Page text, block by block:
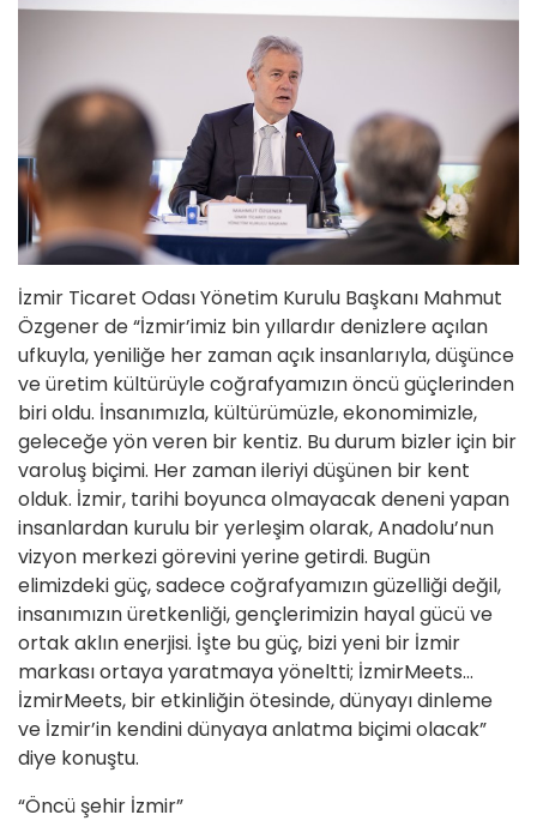
İzmir Ticaret Odası Yönetim Kurulu Başkanı Mahmut
Özgener de “İzmir’imiz bin yıllardır denizlere açılan
ufkuyla, yeniliğe her zaman açık insanlarıyla, düşünce
ve üretim kültürüyle coğrafyamızın öncü güçlerinden
biri oldu. İnsanımızla, kültürümüzle, ekonomimizle,
geleceğe yön veren bir kentiz. Bu durum bizler için bir
varoluş biçimi. Her zaman ileriyi düşünen bir kent
olduk. İzmir, tarihi boyunca olmayacak deneni yapan
insanlardan kurulu bir yerleşim olarak, Anadolu’nun
vizyon merkezi görevini yerine getirdi. Bugün
elimizdeki güç, sadece coğrafyamızın güzelliği değil,
insanımızın üretkenliği, gençlerimizin hayal gücü ve
ortak aklın enerjisi. İşte bu güç, bizi yeni bir İzmir
markası ortaya yaratmaya yöneltti; İzmirMeets…
İzmirMeets, bir etkinliğin ötesinde, dünyayı dinleme
ve İzmir’in kendini dünyaya anlatma biçimi olacak”
diye konuştu.
“Öncü şehir İzmir”